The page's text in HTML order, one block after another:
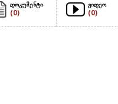
დოკუმენტი
(0)
ვიდეო
(0)